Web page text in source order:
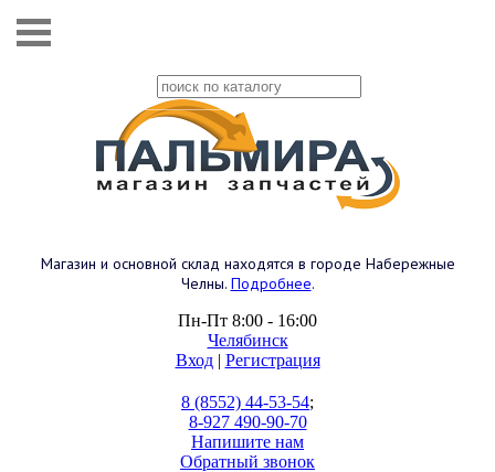
Магазин и основной склад находятся в городе Набережные
Челны. Подробнее.
Пн-Пт 8:00 - 16:00
Челябинск
Вход| Регистрация
8 (8552) 44-53-54;
8-927 490-90-70
Напишите нам
Обратный звонок